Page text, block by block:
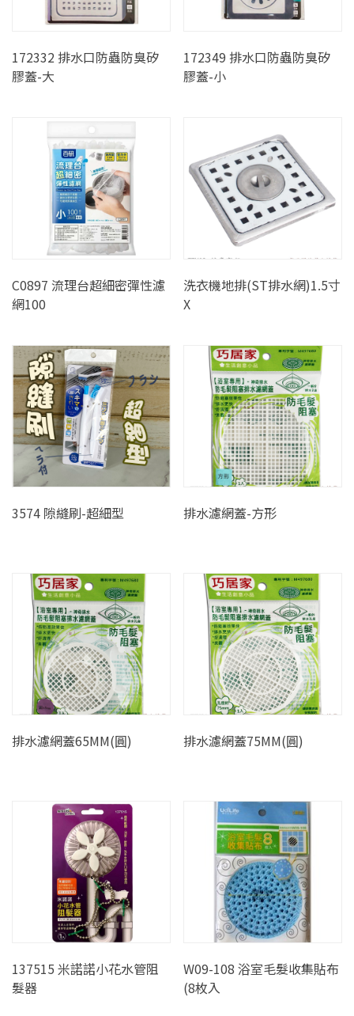
172332 排水口防蟲防臭矽
膠蓋-大
172349 排水口防蟲防臭矽
膠蓋-小
C0897 流理台超細密彈性濾
網100
洗衣機地排(ST排水網)1.5寸
X
3574 隙縫刷-超細型 排水濾網蓋-方形
排水濾網蓋65MM(圓) 排水濾網蓋75MM(圓)
137515 米諾諾小花水管阻
髮器
W09-108 浴室毛髮收集貼布
(8枚入